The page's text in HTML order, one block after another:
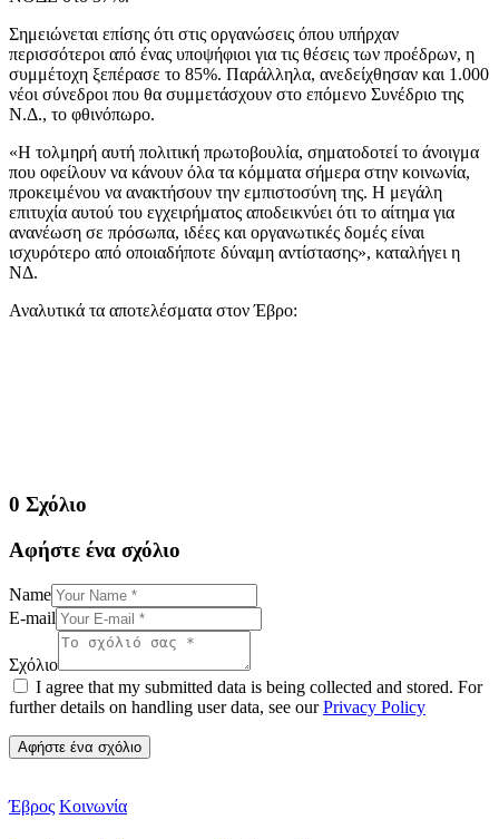
Σημειώνεται επίσης ότι στις οργανώσεις όπου υπήρχαν
περισσότεροι από ένας υποψήφιοι για τις θέσεις των προέδρων, η
συμμέτοχη ξεπέρασε το 85%. Παράλληλα, ανεδείχθησαν και 1.000
νέοι σύνεδροι που θα συμμετάσχουν στο επόμενο Συνέδριο της
Ν.Δ., το φθινόπωρο.
«Η τολμηρή αυτή πολιτική πρωτοβουλία, σηματοδοτεί το άνοιγμα
που οφείλουν να κάνουν όλα τα κόμματα σήμερα στην κοινωνία,
προκειμένου να ανακτήσουν την εμπιστοσύνη της. Η μεγάλη
επιτυχία αυτού του εγχειρήματος αποδεικνύει ότι το αίτημα για
ανανέωση σε πρόσωπα, ιδέες και οργανωτικές δομές είναι
ισχυρότερο από οποιαδήποτε δύναμη αντίστασης», καταλήγει η
ΝΔ.
Αναλυτικά τα αποτελέσματα στον Έβρο:
0 Σχόλιο
Αφήστε ένα σχόλιο
Name
E-mail
Σχόλιο
I agree that my submitted data is being collected and stored. For
further details on handling user data, see ourPrivacy Policy
Έβρος Κοινωνία